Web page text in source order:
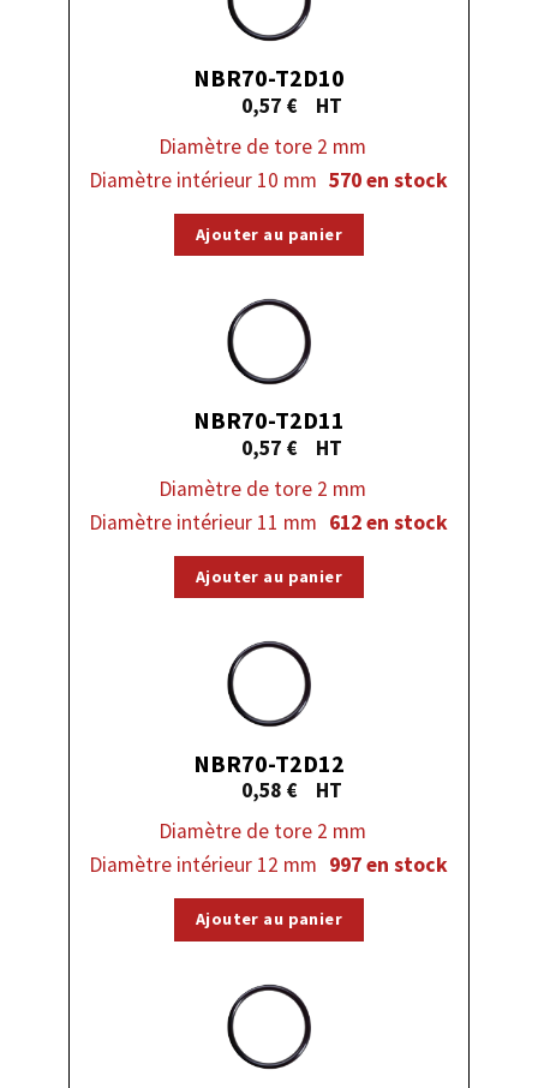
NBR70-T2D10
0,57 €
Diamètre de tore 2 mm
Diamètre intérieur 10 mm 570 en stock
Ajouter au panier
NBR70-T2D11
0,57 €
Diamètre de tore 2 mm
Diamètre intérieur 11 mm 612 en stock
Ajouter au panier
NBR70-T2D12
0,58 €
Diamètre de tore 2 mm
Diamètre intérieur 12 mm 997 en stock
Ajouter au panier